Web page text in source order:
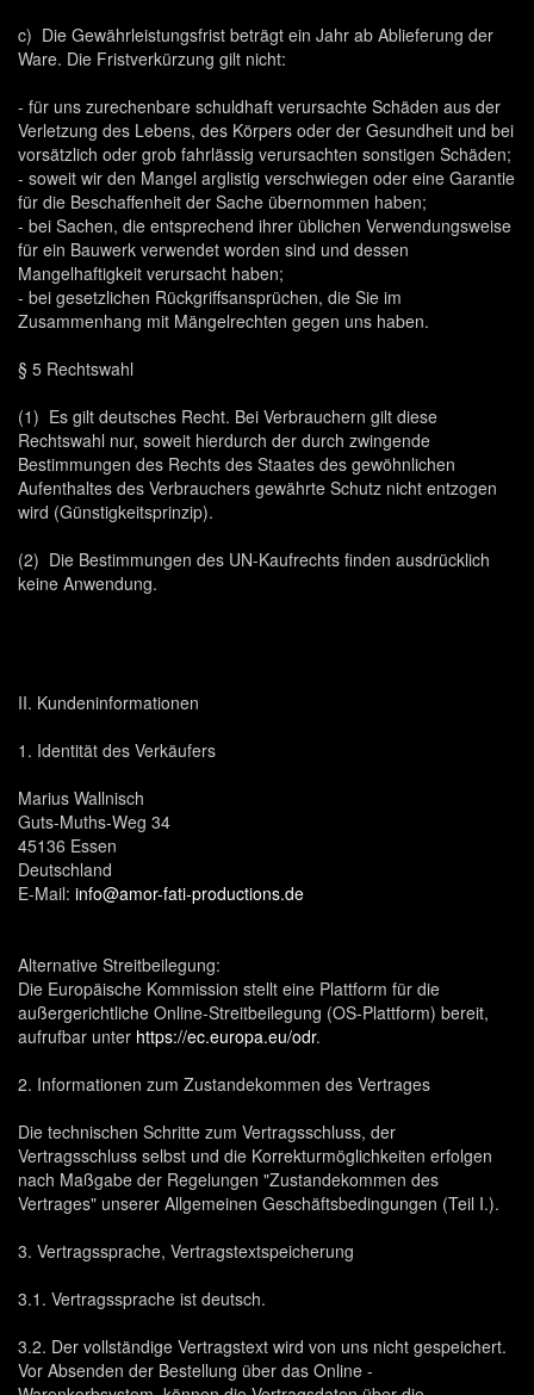
c) Die Gewährleistungsfrist beträgt ein Jahr ab Ablieferung der
Ware. Die Fristverkürzung gilt nicht:
- für uns zurechenbare schuldhaft verursachte Schäden aus der
Verletzung des Lebens, des Körpers oder der Gesundheit und bei
vorsätzlich oder grob fahrlässig verursachten sonstigen Schäden;
- soweit wir den Mangel arglistig verschwiegen oder eine Garantie
für die Beschaffenheit der Sache übernommen haben;
- bei Sachen, die entsprechend ihrer üblichen Verwendungsweise
für ein Bauwerk verwendet worden sind und dessen
Mangelhaftigkeit verursacht haben;
- bei gesetzlichen Rückgriffsansprüchen, die Sie im
Zusammenhang mit Mängelrechten gegen uns haben.
§ 5 Rechtswahl
(1) Es gilt deutsches Recht. Bei Verbrauchern gilt diese
Rechtswahl nur, soweit hierdurch der durch zwingende
Bestimmungen des Rechts des Staates des gewöhnlichen
Aufenthaltes des Verbrauchers gewährte Schutz nicht entzogen
wird (Günstigkeitsprinzip).
(2) Die Bestimmungen des UN-Kaufrechts finden ausdrücklich
keine Anwendung.
II. Kundeninformationen
1. Identität des Verkäufers
Marius Wallnisch
Guts-Muths-Weg 34
45136 Essen
Deutschland
E-Mail: info@amor-fati-productions.de
Alternative Streitbeilegung:
Die Europäische Kommission stellt eine Plattform für die
außergerichtliche Online-Streitbeilegung (OS-Plattform) bereit,
aufrufbar unter https://ec.europa.eu/odr.
2. Informationen zum Zustandekommen des Vertrages
Die technischen Schritte zum Vertragsschluss, der
Vertragsschluss selbst und die Korrekturmöglichkeiten erfolgen
nach Maßgabe der Regelungen "Zustandekommen des
Vertrages" unserer Allgemeinen Geschäftsbedingungen (Teil I.).
3. Vertragssprache, Vertragstextspeicherung
3.1. Vertragssprache ist deutsch.
3.2. Der vollständige Vertragstext wird von uns nicht gespeichert.
Vor Absenden der Bestellung über das Online -